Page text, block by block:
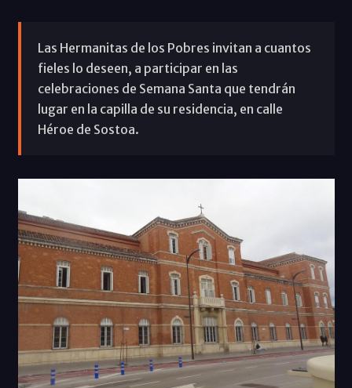
Las Hermanitas de los Pobres invitan a cuantos
fieles lo deseen, a participar en las
celebraciones de Semana Santa que tendrán
lugar en la capilla de su residencia, en calle
Héroe de Sostoa.